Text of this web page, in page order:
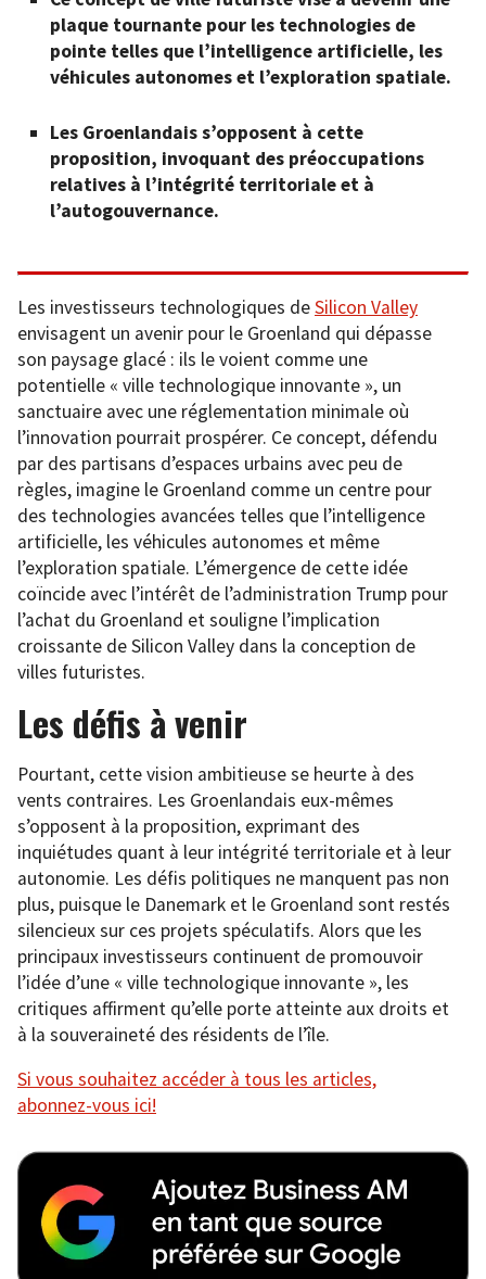
plaque tournante pour les technologies de
pointe telles que l’intelligence artificielle, les
véhicules autonomes et l’exploration spatiale.
Les Groenlandais s’opposent à cette
proposition, invoquant des préoccupations
relatives à l’intégrité territoriale et à
l’autogouvernance.
Les investisseurs technologiques deSilicon Valley
envisagent un avenir pour le Groenland qui dépasse
son paysage glacé : ils le voient comme une
potentielle « ville technologique innovante », un
sanctuaire avec une réglementation minimale où
l’innovation pourrait prospérer. Ce concept, défendu
par des partisans d’espaces urbains avec peu de
règles, imagine le Groenland comme un centre pour
des technologies avancées telles que l’intelligence
artificielle, les véhicules autonomes et même
l’exploration spatiale. L’émergence de cette idée
coïncide avec l’intérêt de l’administration Trump pour
l’achat du Groenland et souligne l’implication
croissante de Silicon Valley dans la conception de
villes futuristes.
Les défis à venir
Pourtant, cette vision ambitieuse se heurte à des
vents contraires. Les Groenlandais eux-mêmes
s’opposent à la proposition, exprimant des
inquiétudes quant à leur intégrité territoriale et à leur
autonomie. Les défis politiques ne manquent pas non
plus, puisque le Danemark et le Groenland sont restés
silencieux sur ces projets spéculatifs. Alors que les
principaux investisseurs continuent de promouvoir
l’idée d’une « ville technologique innovante », les
critiques affirment qu’elle porte atteinte aux droits et
à la souveraineté des résidents de l’île.
Si vous souhaitez accéder à tous les articles,
abonnez-vous ici!